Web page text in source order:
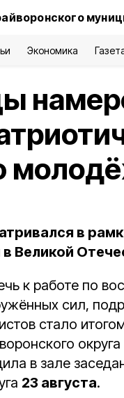
Экономика
в
Великой
к работе по
сил,
стало
в зале
23 августа.